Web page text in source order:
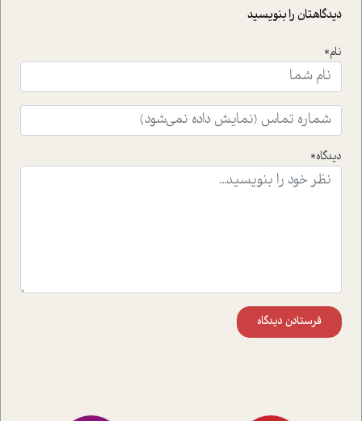
حمایت از محیط زیست و منابع طبیعی تبدیل گشته
است.فصل روایت اجنبی ها در این شماره به دو موضوع
ای که به زندگی شگفت انگیز جین گودال و تاثیرات کاوش های
ایشان در حوزه ی شامپانزه ها بر زندگی امروزی ما نگاهی
افکنده است.فصل اتاق 333 شما را پای صحبت یک تجربه ی
واقعی در ارتباط با اختلال شخصیت اسکزوئید و مشکلات و نیز
راهکارهای حل آن قرار می دهد که در اتاق درمان اتفاق افتاده
موثرترین راهکارهای استفاده از هوش مصنوعی در حوزه های
دیدگاهتان را بنویسید
نام*
دیدگاه*
فرستادن دیدگاه